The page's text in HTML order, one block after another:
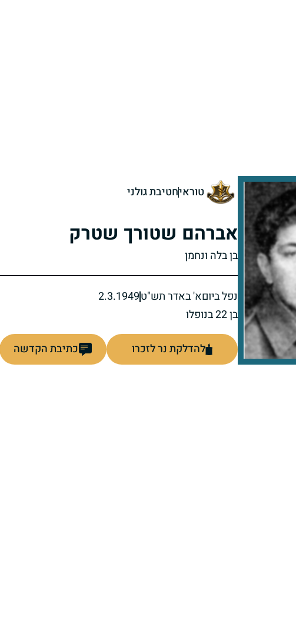
טוראיחטיבת גולני
אברהם שטורך שטרק
בן בלה ונחמן
נפל ביוםא' באדר תש"ט2.3.1949
בן 22 בנופלו
להדלקת נר לזכרו כתיבת הקדשה